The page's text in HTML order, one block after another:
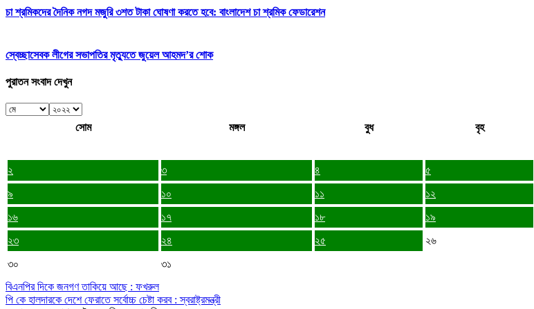
চা শ্রমিকদের দৈনিক নগদ মজুরি ৩শত টাকা ঘোষণা করতে হবে: বাংলাদেশ চা শ্রমিক ফেডারেশন
স্বেচ্ছাসেবক লীগের সভাপতির মৃত্যুতে জুয়েল আহমদ’র শোক
পুরাতন সংবাদ দেখুন
সোম মঙ্গল বুধ বৃহ
২
৩ ৪ ৫
৯
১০ ১১ ১২
১৬
১৭ ১৮ ১৯
২৩
২৪ ২৫ ২৬
৩০
৩১
বিএনপির দিকে জনগণ তাকিয়ে আছে : ফখরুল
পি কে হালদারকে দেশে ফেরাতে সর্বোচ্চ চেষ্টা করব : স্বরাষ্ট্রমন্ত্রী